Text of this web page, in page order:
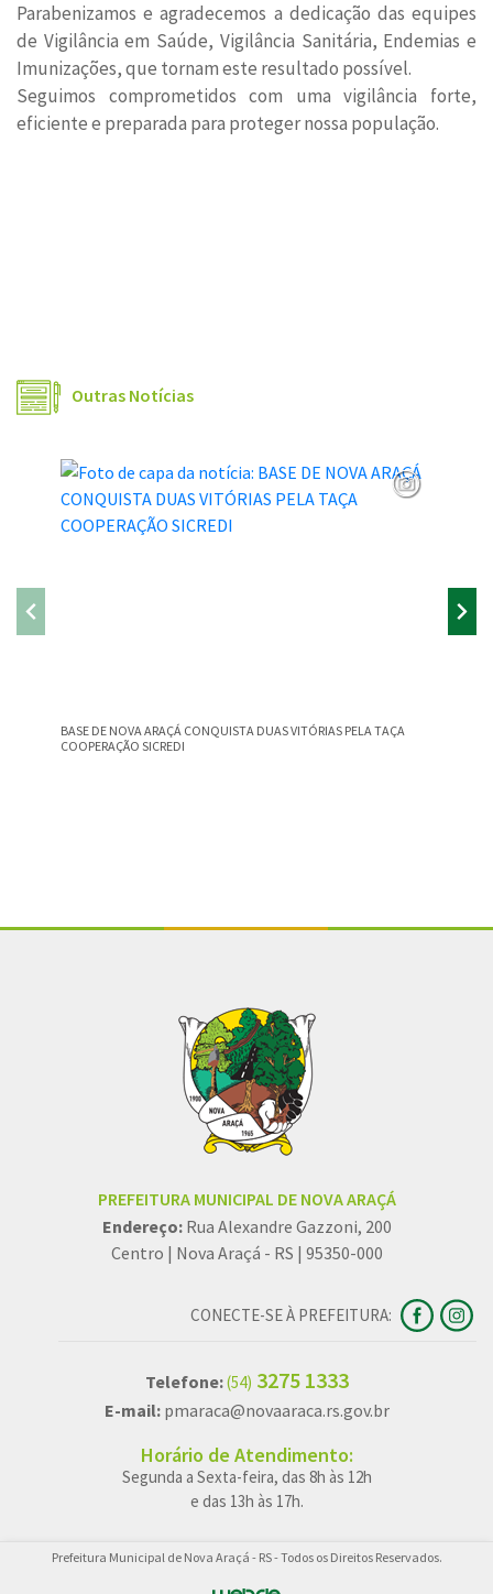
Parabenizamos e agradecemos a dedicação das equipes
de Vigilância em Saúde, Vigilância Sanitária, Endemias e
Imunizações, que tornam este resultado possível.
Seguimos comprometidos com uma vigilância forte,
eficiente e preparada para proteger nossa população.
Outras Notícias
BASE DE NOVA ARAÇÁ CONQUISTA DUAS VITÓRIAS PELA TAÇA
COOPERAÇÃO SICREDI
PREFEITURA MUNICIPAL DE NOVA ARAÇÁ
Endereço: Rua Alexandre Gazzoni, 200
Centro | Nova Araçá - RS | 95350-000
CONECTE-SE À PREFEITURA:
Telefone:(54) 3275 1333
E-mail: pmaraca@novaaraca.rs.gov.br
Horário de Atendimento:
Segunda a Sexta-feira, das 8h às 12h
e das 13h às 17h.
Prefeitura Municipal de Nova Araçá - RS - Todos os Direitos Reservados.